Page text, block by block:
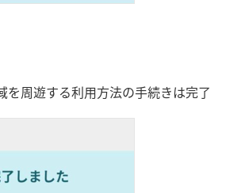
を周遊する利用方法の手続きは完了